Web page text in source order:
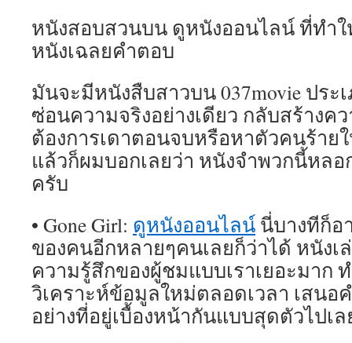
หนังสอบสวนบน ดูหนังออนไลน์ ที่ทำ
หนังเฉลยคำตอบ
มันจะมีหนังสืบสาวบน 037movie ประ
ซ่อนความจริงอย่างเดียว กลับสร้างค
ต้องการเดาตอนจบหรือหาตัวคนร้าย
แล้วก็ผมบอกเลยว่า หนังจำพวกนี้หลอ
ครับ
• Gone Girl: ดูหนังออนไลน์ นี่บางทีก็อ
ของคนอีกหลายๆคนเลยก็ว่าได้ หนัง
ความรู้สึกของผู้ชมแบบเราเยอะมาก
วิเคราะห์ข้อมูลใหม่ตลอดเวลา เสนอ
อย่างที่อยู่เบื้องหน้ากันแบบสุดตัวไปเล